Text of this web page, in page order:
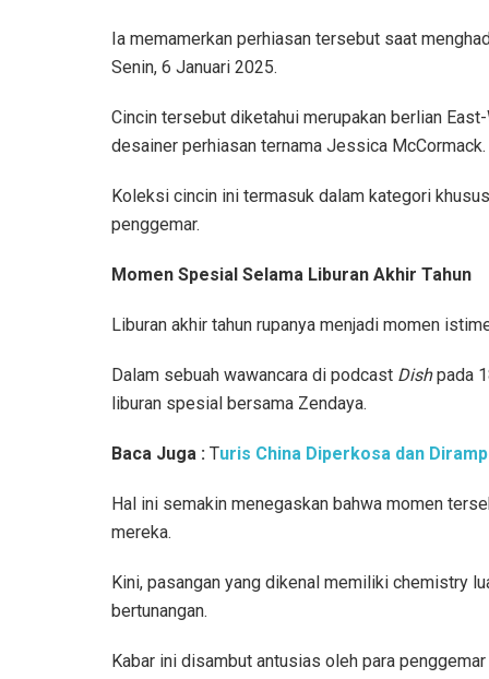
Ia memamerkan perhiasan tersebut saat
Senin, 6 Januari 2025.
Cincin tersebut diketahui merupakan berlian
desainer perhiasan ternama Jessica McCormack.
Koleksi cincin ini termasuk dalam kategori
penggemar.
Momen Spesial Selama Liburan Akhir Tahun
Liburan akhir tahun rupanya menjadi momen
Dalam sebuah wawancara di podcast Dishpada
liburan spesial bersama Zendaya.
Baca Juga : Turis China Diperkosa dan
Hal ini semakin menegaskan bahwa momen
mereka.
Kini, pasangan yang dikenal memiliki chemistry
bertunangan.
Kabar ini disambut antusias oleh para